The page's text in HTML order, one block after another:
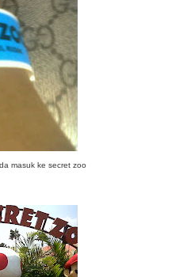
masuk ke secret zoo